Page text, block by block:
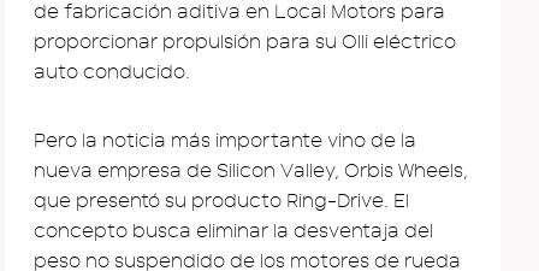
de fabricación aditiva en Local Motors para
proporcionar propulsión para su Olli eléctrico
auto conducido.
Pero la noticia más importante vino de la
nueva empresa de Silicon Valley, Orbis Wheels,
que presentó su producto Ring-Drive. El
concepto busca eliminar la desventaja del
peso no suspendido de los motores de rueda